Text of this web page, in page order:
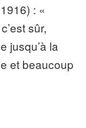
: «
sûr,
jusqu’à la
et beaucoup